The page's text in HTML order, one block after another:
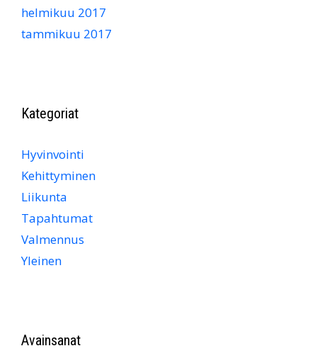
helmikuu 2017
tammikuu 2017
Kategoriat
Hyvinvointi
Kehittyminen
Liikunta
Tapahtumat
Valmennus
Yleinen
Avainsanat